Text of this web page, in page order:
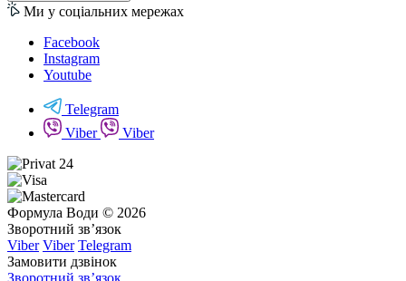
Ми у соціальних мережах
Facebook
Instagram
Youtube
Telegram
Viber
Viber
Формула Води © 2026
Зворотний зв’язок
Viber Viber Telegram
Замовити дзвінок
Зворотний зв’язок